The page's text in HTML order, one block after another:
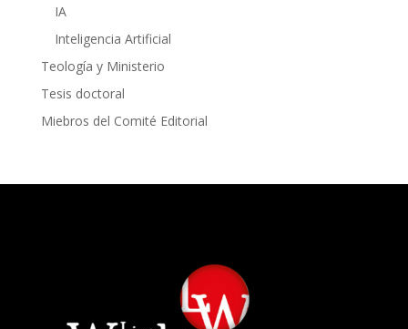
IA
Inteligencia Artificial
Teología y Ministerio
Tesis doctoral
Miebros del Comité Editorial